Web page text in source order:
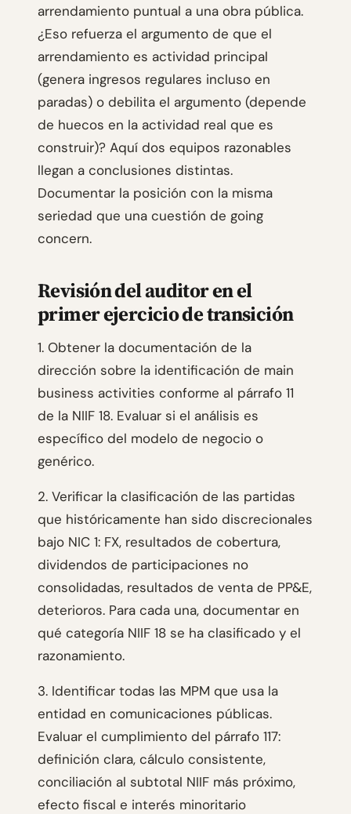
arrendamiento puntual a una obra pública.
¿Eso refuerza el argumento de que el
arrendamiento es actividad principal
(genera ingresos regulares incluso en
paradas) o debilita el argumento (depende
de huecos en la actividad real que es
construir)? Aquí dos equipos razonables
llegan a conclusiones distintas.
Documentar la posición con la misma
seriedad que una cuestión de going
concern.
Revisión del auditor en el
primer ejercicio de transición
1. Obtener la documentación de la
dirección sobre la identificación de main
business activities conforme al párrafo 11
de la NIIF 18. Evaluar si el análisis es
específico del modelo de negocio o
genérico.
2. Verificar la clasificación de las partidas
que históricamente han sido discrecionales
bajo NIC 1: FX, resultados de cobertura,
dividendos de participaciones no
consolidadas, resultados de venta de PP&E,
deterioros. Para cada una, documentar en
qué categoría NIIF 18 se ha clasificado y el
razonamiento.
3. Identificar todas las MPM que usa la
entidad en comunicaciones públicas.
Evaluar el cumplimiento del párrafo 117:
definición clara, cálculo consistente,
conciliación al subtotal NIIF más próximo,
efecto fiscal e interés minoritario